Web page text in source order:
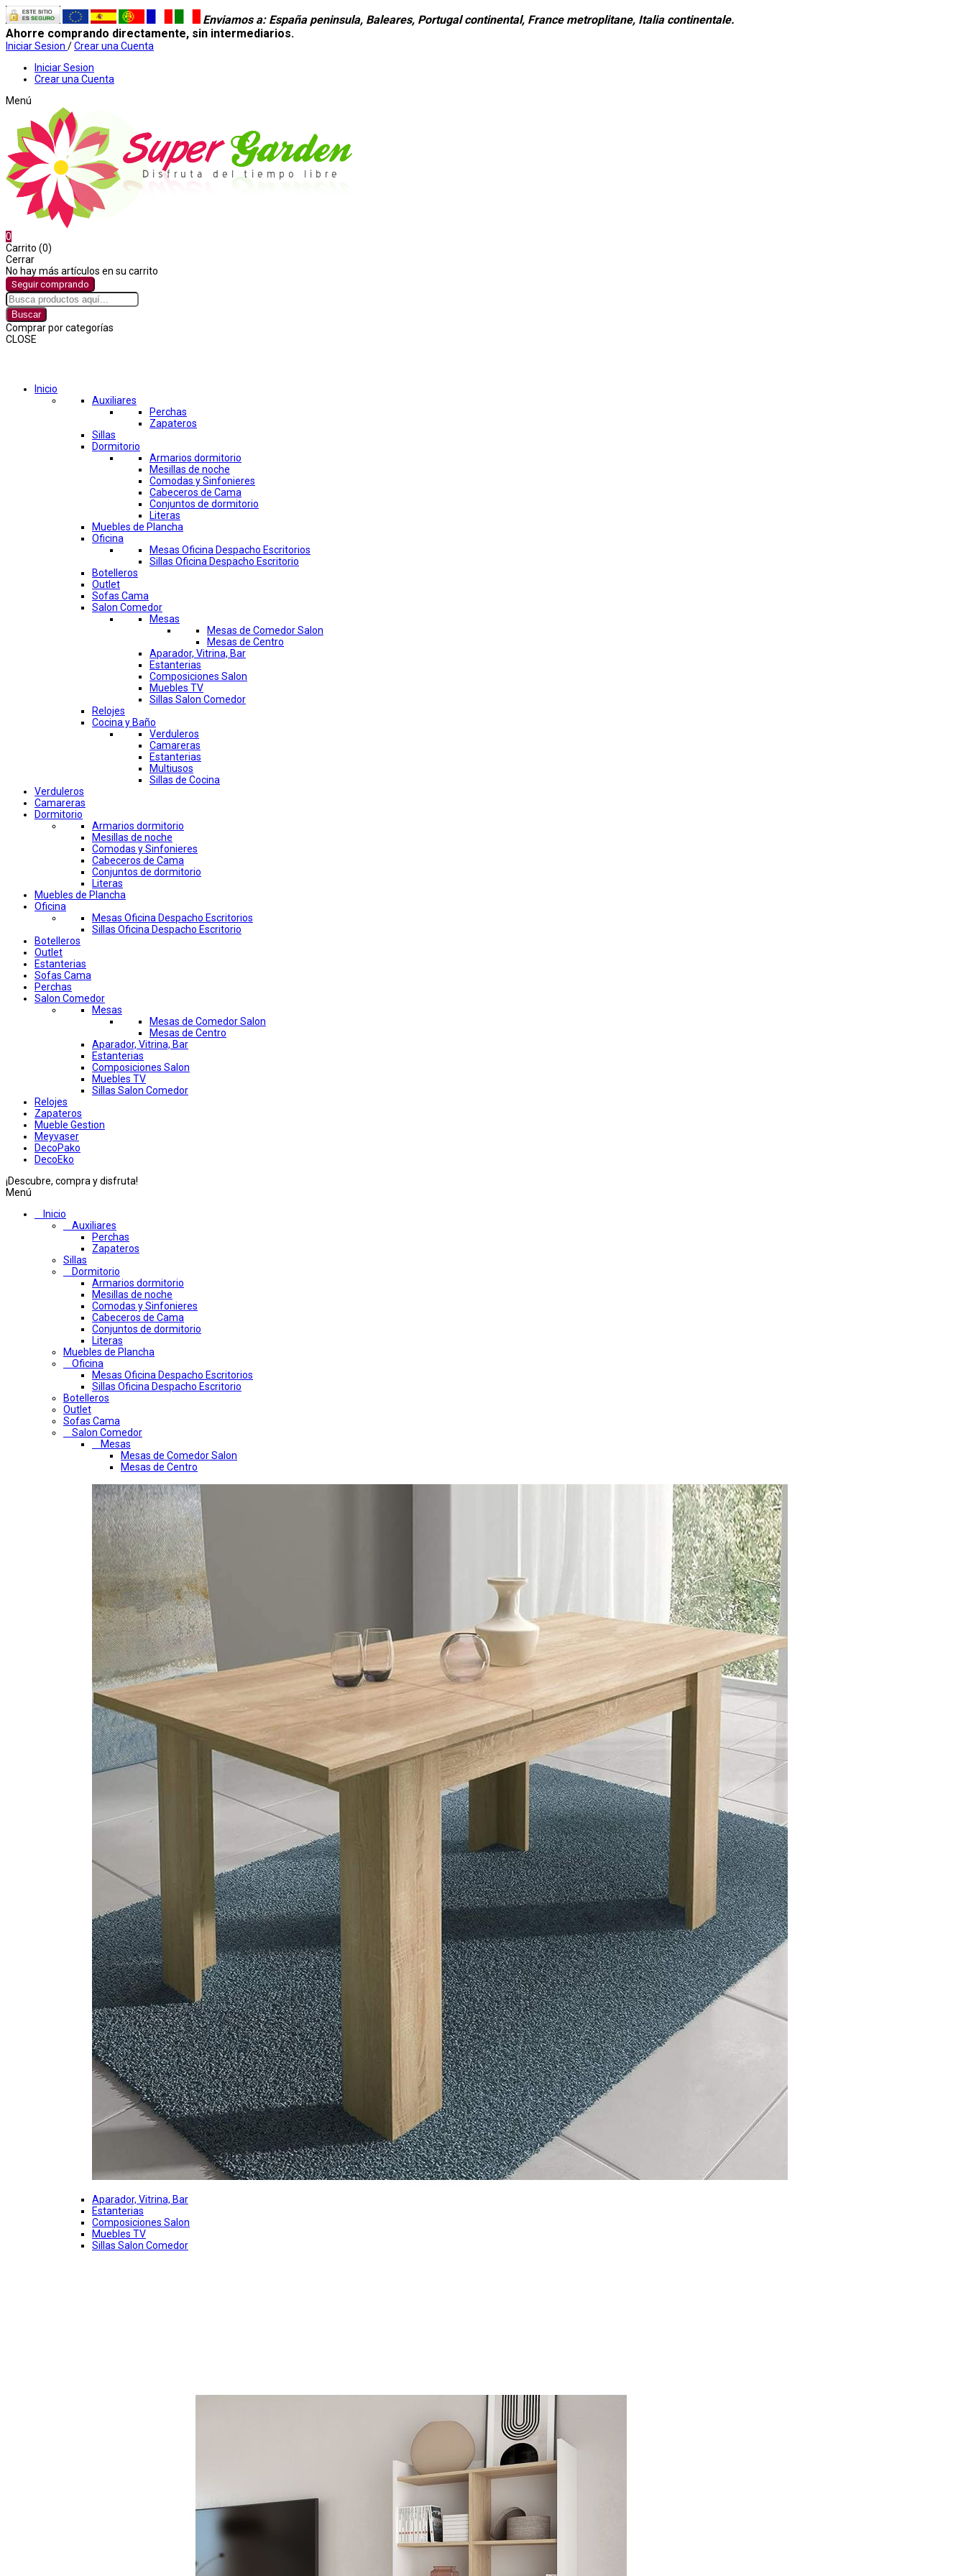
Enviamos a: España peninsula, Baleares, Portugal continental, France metroplitane, Italia continentale.
Ahorre comprando directamente, sin intermediarios.
Iniciar Sesion /Crear una Cuenta
Iniciar Sesion
Crear una Cuenta
Menú
0
Carrito (0)
Cerrar
No hay más artículos en su carrito
Seguir comprando
Buscar
Comprar por categorías
CLOSE
Inicio
Auxiliares
Perchas
Zapateros
Sillas
Dormitorio
Armarios dormitorio
Mesillas de noche
Comodas y Sinfonieres
Cabeceros de Cama
Conjuntos de dormitorio
Literas
Muebles de Plancha
Oficina
Mesas Oficina Despacho Escritorios
Sillas Oficina Despacho Escritorio
Botelleros
Outlet
Sofas Cama
Salon Comedor
Mesas
Mesas de Comedor Salon
Mesas de Centro
Aparador, Vitrina, Bar
Estanterias
Composiciones Salon
Muebles TV
Sillas Salon Comedor
Relojes
Cocina y Baño
Verduleros
Camareras
Estanterias
Multiusos
Sillas de Cocina
Verduleros
Camareras
Dormitorio
Armarios dormitorio
Mesillas de noche
Comodas y Sinfonieres
Cabeceros de Cama
Conjuntos de dormitorio
Literas
Muebles de Plancha
Oficina
Mesas Oficina Despacho Escritorios
Sillas Oficina Despacho Escritorio
Botelleros
Outlet
Estanterias
Sofas Cama
Perchas
Salon Comedor
Mesas
Mesas de Comedor Salon
Mesas de Centro
Aparador, Vitrina, Bar
Estanterias
Composiciones Salon
Muebles TV
Sillas Salon Comedor
Relojes
Zapateros
Mueble Gestion
Meyvaser
DecoPako
DecoEko
¡Descubre, compra y disfruta!
Menú
Inicio
Auxiliares
Perchas
Zapateros
Sillas
Dormitorio
Armarios dormitorio
Mesillas de noche
Comodas y Sinfonieres
Cabeceros de Cama
Conjuntos de dormitorio
Literas
Muebles de Plancha
Oficina
Mesas Oficina Despacho Escritorios
Sillas Oficina Despacho Escritorio
Botelleros
Outlet
Sofas Cama
Salon Comedor
Mesas
Mesas de Comedor Salon
Mesas de Centro
Aparador, Vitrina, Bar
Estanterias
Composiciones Salon
Muebles TV
Sillas Salon Comedor